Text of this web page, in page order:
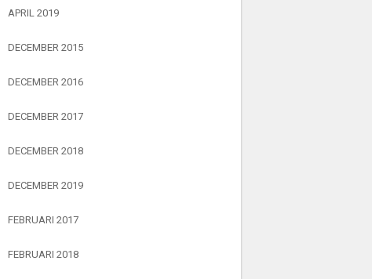
APRIL 2019
DECEMBER 2015
DECEMBER 2016
DECEMBER 2017
DECEMBER 2018
DECEMBER 2019
FEBRUARI 2017
FEBRUARI 2018